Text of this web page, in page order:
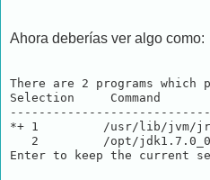
Ahora deberías ver algo como:
There are 2 programs
Selection     Command
*+ 1         /usr/lib/jvm/
2         /opt/